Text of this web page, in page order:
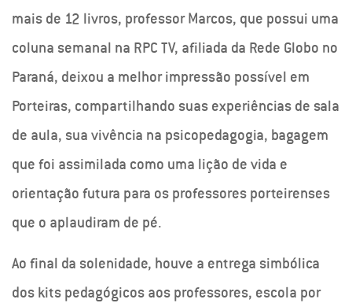
mais de 12 livros, professor Marcos, que possui uma
coluna semanal na RPC TV, afiliada da Rede Globo no
Paraná, deixou a melhor impressão possível em
Porteiras, compartilhando suas experiências de sala
de aula, sua vivência na psicopedagogia, bagagem
que foi assimilada como uma lição de vida e
orientação futura para os professores porteirenses
que o aplaudiram de pé.
Ao final da solenidade, houve a entrega simbólica
dos kits pedagógicos aos professores, escola por